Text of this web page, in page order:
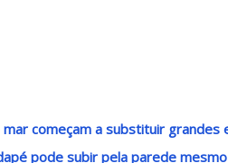
começam a substituir
pode subir pela parede